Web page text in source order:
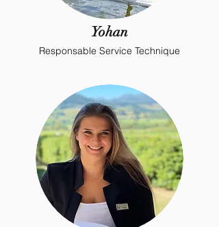
Yohan
Responsable Service Technique